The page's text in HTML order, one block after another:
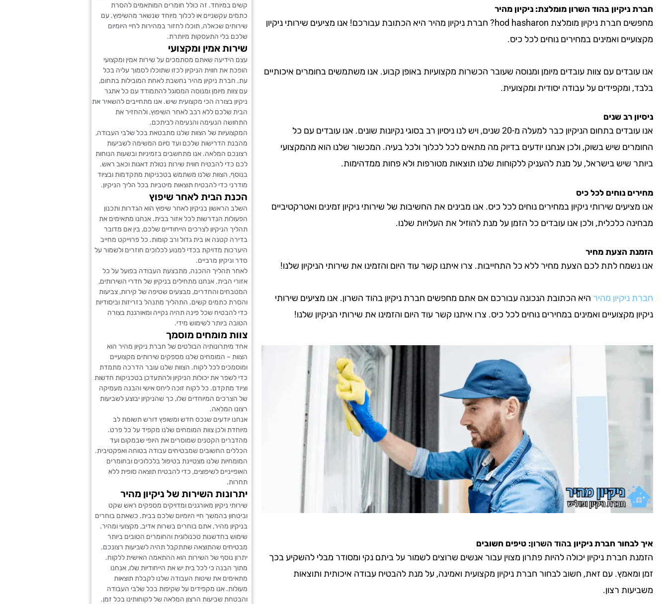
חברת ניקיון בהוד השרון מומלצת: ניקיון מהיר
מחפשים חברת ניקיון מומלצת hod hasharon? חברת ניקיון מהיר היא הכתובת עבורכם! אנו מציעים שירותי ניקיון
מקצועיים ואמינים במחירים נוחים לכל כיס.
אנו עובדים עם צוות עובדים מיומן ומנוסה שעובר הכשרות מקצועיות באופן קבוע. אנו משתמשים בחומרים איכותיים
בלבד, ומקפידים על עבודה יסודית ומקצועית.
ניסיון רב שנים
אנו עובדים בתחום הניקיון כבר למעלה מ-20 שנים, ויש לנו ניסיון רב בסוגי נקיונות שונים. אנו עובדים עם כל
החומרים שיש בשוק, ולכן אנחנו יודעים בדיוק מה מתאים לכל לכלוך ולכל בעיה. המכשור שלנו הוא מהמקצועי
ביותר שיש בישראל, על מנת להעניק ללקוחות שלנו תוצאות מטורפות ולא פחות ממדהימות.
מחירים נוחים לכל כיס
אנו מציעים שירותי ניקיון במחירים נוחים לכל כיס. אנו מבינים את החשיבות של שירותי ניקיון זמינים ואטרקטיביים
מבחינה כלכלית, ולכן אנו עובדים כל הזמן על מנת להוזיל את העלויות שלנו.
הזמנת הצעת מחיר
אנו נשמח לתת לכם הצעת מחיר ללא כל התחייבות. צרו איתנו קשר עוד היום והזמינו את שירותי הניקיון שלנו!
חברת ניקיון מהיר היא הכתובת הנכונה עבורכם אם אתם מחפשים חברת ניקיון בהוד השרון. אנו מציעים שירותי
ניקיון מקצועיים ואמינים במחירים נוחים לכל כיס. צרו איתנו קשר עוד היום והזמינו את שירותי הניקיון שלנו!
איך לבחור חברת ניקיון בהוד השרון: טיפים חשובים
הזמנת חברת ניקיון יכולה להיות פתרון מצוין עבור אנשים שרוצים לשמור על ביתם נקי ומסודר מבלי להשקיע בכך
זמן ומאמץ. עם זאת, חשוב לבחור חברת ניקיון מקצועית ואמינה, על מנת להבטיח עבודה איכותית ותוצאות
משביעות רצון.
קשים במיוחד. זה כולל חומרים המותאמים להסרת
כתמים עקשניים או לכלוך מיוחד שנשאר מהשיפוץ. עם
שירותים שכאלה, תוכלו לחזור במהירות לחיי היומיום
שלכם בלי התעסקות מיותרת.
שירות אמין ומקצועי
עצם הידיעה שאתם מסתמכים על שירות אמין ומקצועי
הופכת את חווית הניקיון לכזו שתוכלו לסמוך עליה בכל
עת. חברת ניקיון מהיר נחשבת לאחת המובילות בתחום,
עם צוות מיומן ומנוסה המסוגל להתמודד עם כל אתגר
ניקיון בצורה הכי מקצועית שיש. אנו מתחייבים להשאיר את
הבית שלכם ללא רבב לאחר השיפוץ, ולהחזיר את
התחושה הנעימה והנעימה לביתכם.
המקצועיות של הצוות שלנו מתבטאת בכל שלבי העבודה,
מהבנת הדרישות שלכם ועד סיום המשימה לשביעות
רצונכם המלאה. אנו מתחשבים בזמיניות ובשעות הנוחות
לכם כדי להבטיח חווית שירות נטולת דאגות וכאב ראש.
בנוסף, הצוות שלנו משתמש בטכניקות מתקדמות ובציוד
מודרני כדי להבטיח תוצאות מיטביות בכל הליך הניקיון.
הכנת הבית לאחר שיפוץ
השלב הראשון בניקיון לאחר שיפוץ הוא הגדרות ותכנון
הפעולות הנדרשות לכל אזור בבית. אנחנו מתאימים את
תהליך הניקיון לצרכים הייחודיים שלכם, בין אם מדובר
בדירה קטנה או בית גדול ורב קומות. כל פרוייקט מחייב
היערכות מדויקת בכדי למנוע לכלוכים חוזרים ולשמור על
סדר וניקיון מרביים.
לאחר תהליך ההכנה, מתבצעת העבודה בפועל על כל
אזורי הבית. אנחנו מתחילים בניקיון של חדרי השירותים,
המטבחים והחדרים, מבצעים שטיפה של קירות, צביעות
והסרת כתמים קשים. התהליך מתנהל בזריזות וביסודיות
כדי להבטיח שכל פינה תהיה נקייה ומאורגנת בצורה
הטובה ביותר לשימוש מידי.
צוות מומחים מוסמך
אחד מיתרונותיה הבולטים של חברת ניקיון מהיר הוא
הצוות – המומחים שלנו מספקים שירותים מקצועיים
ומוסמכים לכל לקוח. הצוות שלנו עובר הדרכה מתמדת
כדי לשפר את יכולות הניקיון ולהתעדכן בטכניקות חדשות
וציוד מתקדם. כל לקוח זוכה ליחס אישי והבנה מעמיקה
של הצרכים המיוחדים שלו, כך שהניקיון יבוצע לשביעות
רצונו המלאה.
אנחנו יודעים שנכס חדש ומשופץ דורש תשומת לב
מיוחדת ולכן צוות המומחים שלנו מקפיד על כל פרט.
מהדברים הקטנים שמוסרים את היופי שבמקום ועד
הכללים החשובים שמבטיחים עבודה בטוחה ואפקטיבית.
המומחיות שלנו מצטיינת בטיפול בלכלוכים ובחומרים
האופייניים לשיפוצים, כדי להבטיח תוצאה סופית ללא
תחרות.
יתרונות השירות של ניקיון מהיר
שירותי ניקיון מאורגנים ומדויקים מספקים ראש שקט
וביטחון בהמשך חיי היומיום שלכם בבית. כשאתם בוחרים
בניקיון מהיר, אתם בוחרים בשרות אדיב, מקצועי ומהיר.
שימוש בחדשנות טכנולוגית והחומרים הטובים ביותר
מבטיחים שהתוצאה שתתקבל תהיה לשביעות רצונכם.
יתרון נוסף של השירות הוא ההתאמה האישית ללקוח.
מתוך הבנה כי לכל בית יש את הייחודיות שלו, אנחנו
מתאימים את שיטות העבודה שלנו לקבלת תוצאות
מעולות. אנו מקפידים על שקיפות בכל שלבי העבודה
והבטחת שביעות הרצון המלאה של לקוחותינו בכל זמן.